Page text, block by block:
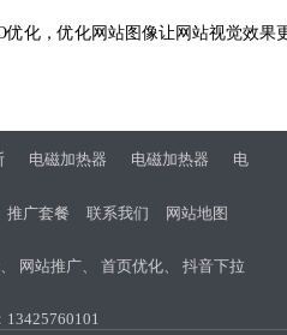
优化，优化网站图像让网站视觉效果
电磁加热器 电磁加热器
电
推广套餐 联系我们
网站地图
、 网站推广、首页优化、抖音下拉
13425760101